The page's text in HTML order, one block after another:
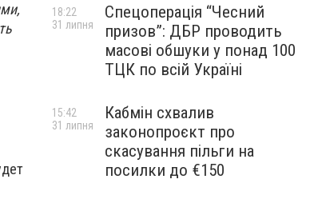
Спецоперація “Чесний
призов”: ДБР проводить
масові обшуки у понад 100
ТЦК по всій Україні
18:22
31 липня
Кабмін схвалив
законопроєкт про
скасування пільги на
посилки до €150
15:42
31 липня